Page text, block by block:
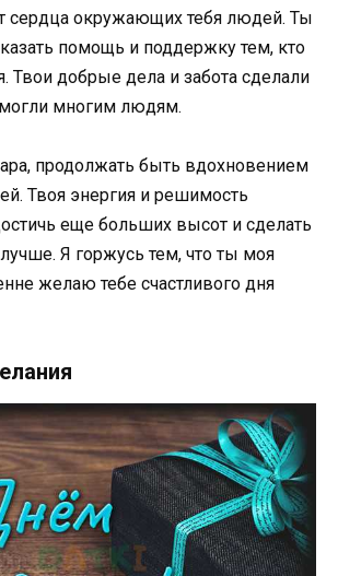
сердца окружающих тебя людей. Ты
помощь и поддержку тем, кто
Твои добрые дела и забота сделали
многим людям.
продолжать быть вдохновением
Твоя энергия и решимость
еще больших высот и сделать
Я горжусь тем, что ты моя
желаю тебе счастливого дня